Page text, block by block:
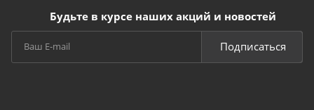
Будьте в курсе наших акций и новостей
Подписаться